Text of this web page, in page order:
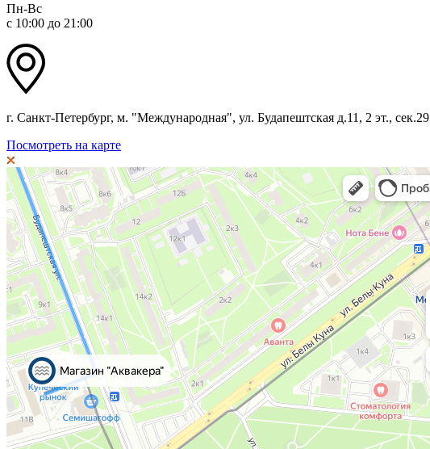
Пн-Вс
с 10:00 до 21:00
г. Санкт-Петербург, м. "Международная", ул. Будапештская д.11, 2 эт., сек.29
Посмотреть на карте